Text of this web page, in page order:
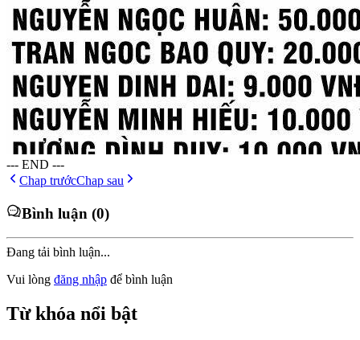
--- END ---
Chap trướcChap sau
Bình luận (0)
Đang tải bình luận...
Vui lòng đăng nhập để bình luận
Từ khóa nổi bật